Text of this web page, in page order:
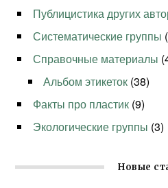
Публицистика других
Систематические группы
Справочные материалы
Альбом этикеток (38)
Факты про пластик (9)
Экологические группы (3)
Новые